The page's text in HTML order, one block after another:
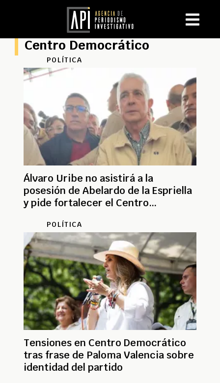
Centro Democrático
POLÍTICA
Álvaro Uribe no asistirá a la
posesión de Abelardo de la Espriella
y pide fortalecer el Centro
POLÍTICA
Tensiones en Centro Democrático
tras frase de Paloma Valencia sobre
identidad del partido